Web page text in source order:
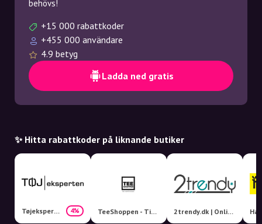
behövs!
+15 000 rabattkoder
+455 000 användare
4.9 betyg
Ladda ned gratis
✨ Hitta rabattkoder på liknande butiker
Tøjeksperten 4% TeeShoppen - Timeless Clothes 2trendy.dk | Online Fashion Shop